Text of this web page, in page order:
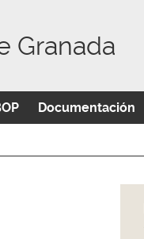
Granada
Documentación